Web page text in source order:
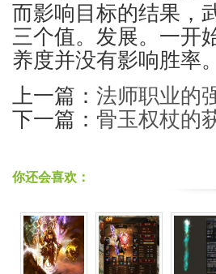
而影响目标的结果，
三个值。发展。一开
养度并没有影响胜率。
上一篇： 法师职业的
下一篇： 骨玉权杖的
你还会喜欢：